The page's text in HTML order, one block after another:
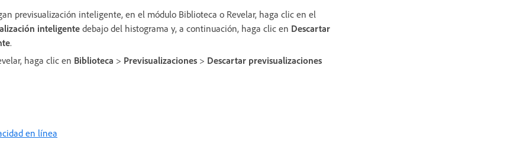
previsualización inteligente, en el módulo Biblioteca o Revelar, haga clic en el
inteligente debajo del histograma y, a continuación, haga clic en Descartar
.
haga clic en Biblioteca > Previsualizaciones > Descartar previsualizaciones
en línea